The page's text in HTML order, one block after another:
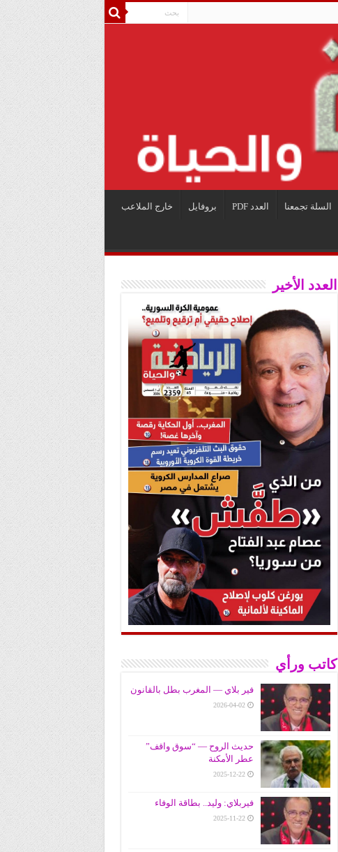
السلة تجمعنا العدد PDF بروفايل خارج الملاعب
العدد الأخير
كاتب ورأي
فير بلاي — المغرب بطل بالقانون
2026-04-02
حديث الروح — “سوق واقف”
عطر الأمكنة
2025-12-22
فيربلاي: وليد.. بطاقة الوفاء
2025-11-22